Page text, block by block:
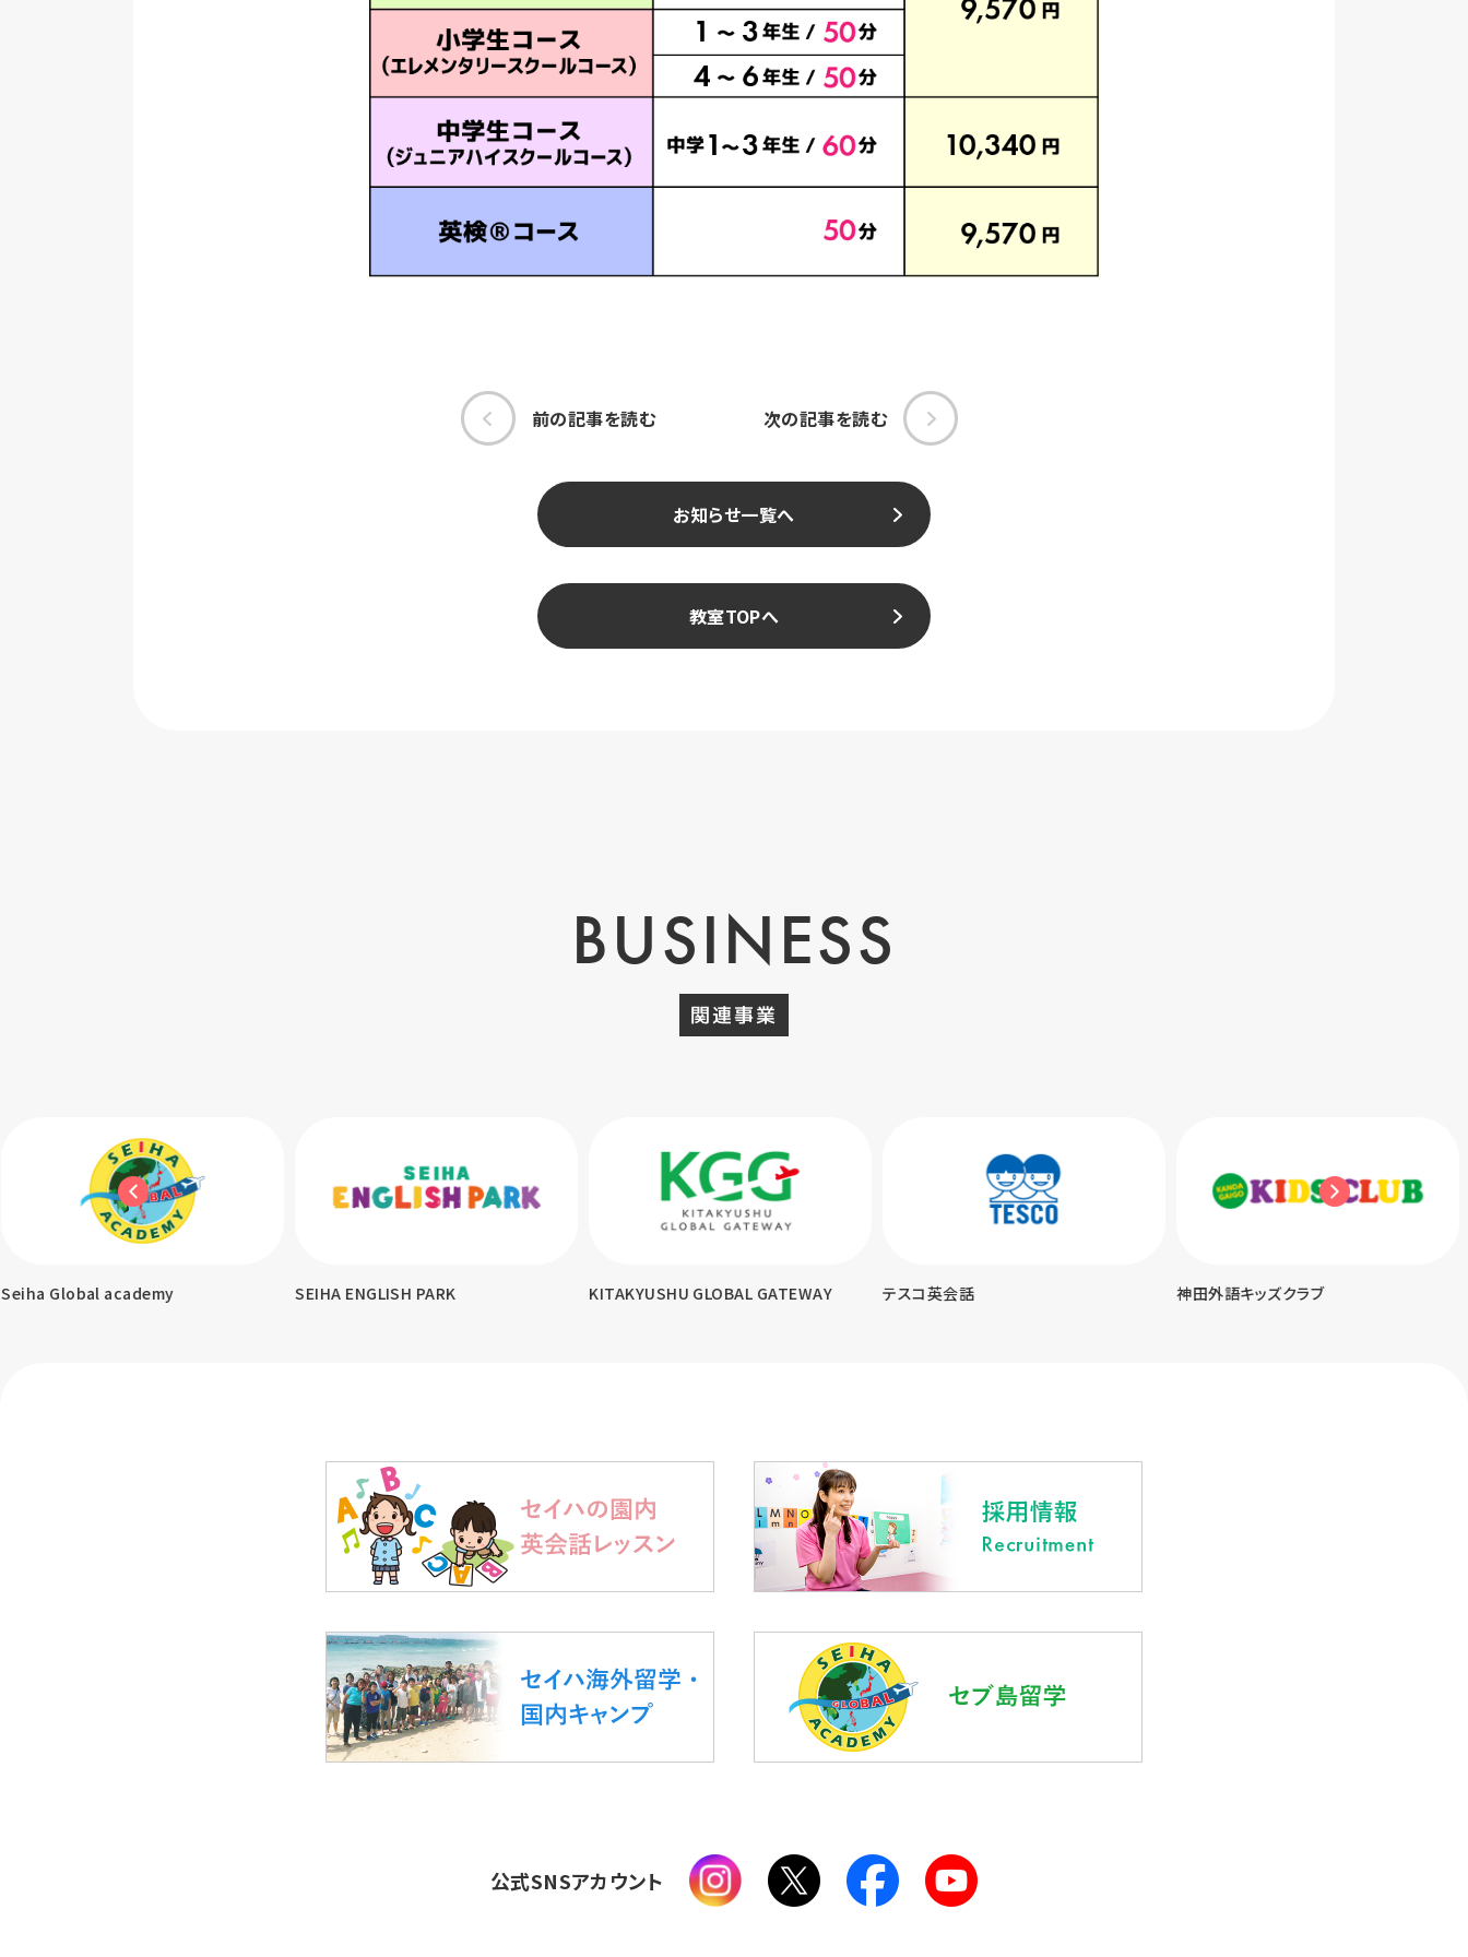
前の記事を読む 次の記事を読む
お知らせ一覧へ
教室TOPへ
BUSINESS
関連事業
SEIHA ENGLISH PARK KITAKYUSHU GLOBAL GATEWAY テスコ英会話 神田外語キッズクラブ
公式SNSアカウント